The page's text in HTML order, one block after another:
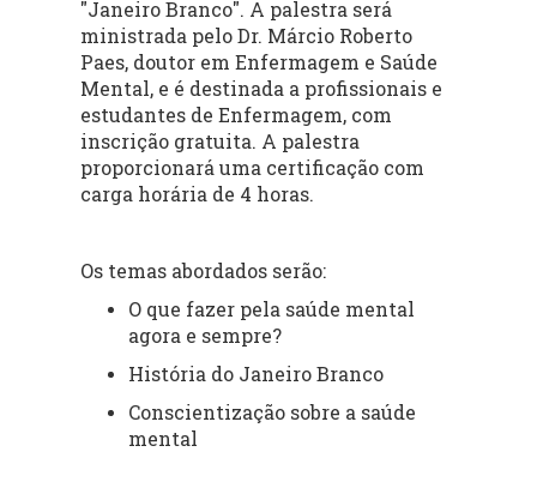
"Janeiro Branco". A palestra será
ministrada pelo Dr. Márcio Roberto
Paes, doutor em Enfermagem e Saúde
Mental, e é destinada a profissionais e
estudantes de Enfermagem, com
inscrição gratuita. A palestra
proporcionará uma certificação com
carga horária de 4 horas.
Os temas abordados serão:
O que fazer pela saúde mental
agora e sempre?
História do Janeiro Branco
Conscientização sobre a saúde
mental